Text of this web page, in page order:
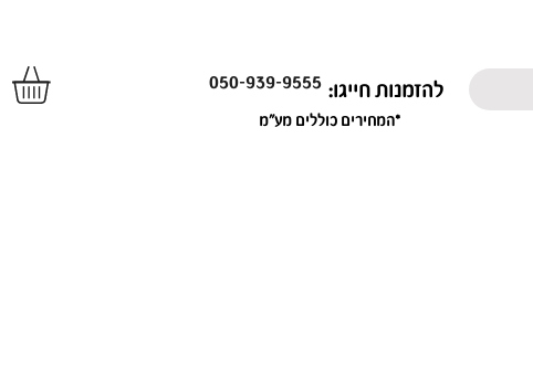
להזמנות חייגו: 050-939-9555
*המחירים כוללים מע"מ